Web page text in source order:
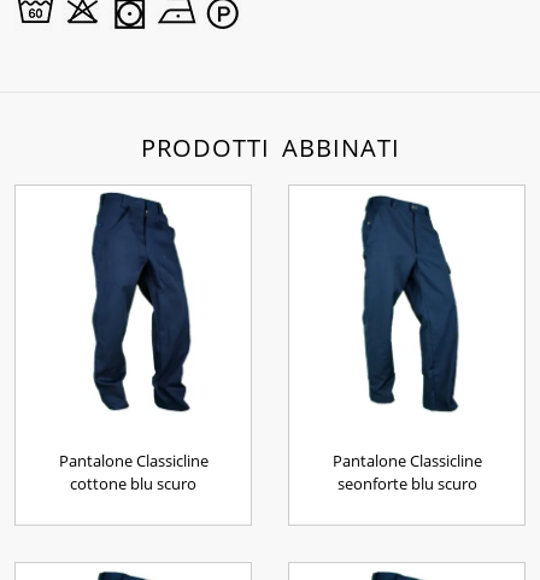
PRODOTTI ABBINATI
Pantalone Classicline
cottone blu scuro
Pantalone Classicline
seonforte blu scuro